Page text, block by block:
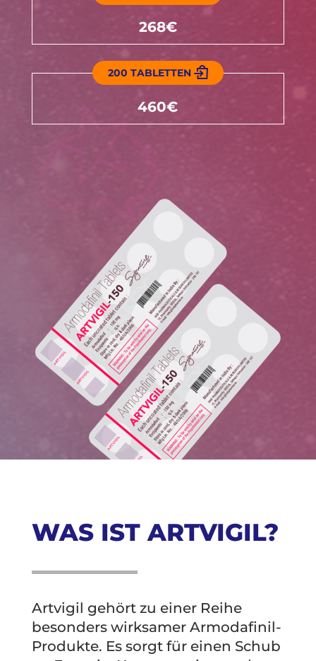
268€
200 TABLETTEN
460€
WAS IST ARTVIGIL?
Artvigil gehört zu einer Reihe
besonders wirksamer Armodafinil-
Produkte. Es sorgt für einen Schub